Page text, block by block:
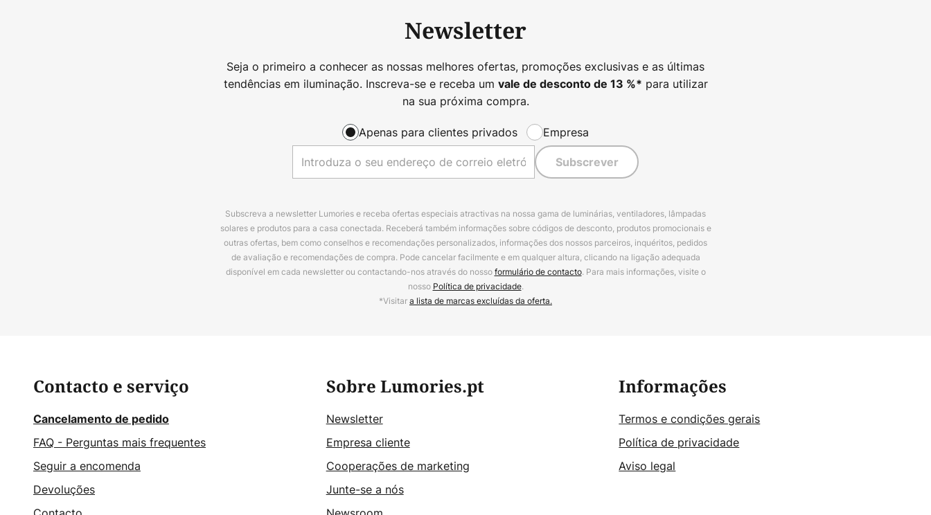
Newsletter
Seja o primeiro a conhecer as nossas melhores ofertas, promoções exclusivas e as últimas
tendências em iluminação. Inscreva-se e receba um vale de desconto de 13 %* para utilizar
na sua próxima compra.
Apenas para clientes privados Empresa
Subscrever
Subscreva a newsletter Lumories e receba ofertas especiais atractivas na nossa gama de luminárias, ventiladores, lâmpadas
solares e produtos para a casa conectada. Receberá também informações sobre códigos de desconto, produtos promocionais e
outras ofertas, bem como conselhos e recomendações personalizados, informações dos nossos parceiros, inquéritos, pedidos
de avaliação e recomendações de compra. Pode cancelar facilmente e em qualquer altura, clicando na ligação adequada
disponível em cada newsletter ou contactando-nos através do nossoformulário de contacto. Para mais informações, visite o
nosso Política de privacidade.
*Visitara lista de marcas excluídas da oferta.
Contacto e serviço
Cancelamento de pedido
FAQ - Perguntas mais frequentes
Seguir a encomenda
Devoluções
Sobre Lumories.pt
Newsletter
Empresa cliente
Cooperações de marketing
Junte-se a nós
Informações
Termos e condições gerais
Política de privacidade
Aviso legal